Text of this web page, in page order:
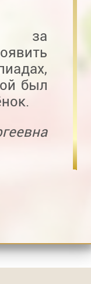
за
был